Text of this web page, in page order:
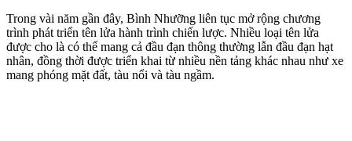
Trong vài năm gần đây, Bình Nhưỡng liên tục mở rộng chương
trình phát triển tên lửa hành trình chiến lược. Nhiều loại tên lửa
được cho là có thể mang cả đầu đạn thông thường lẫn đầu đạn hạt
nhân, đồng thời được triển khai từ nhiều nền tảng khác nhau như xe
mang phóng mặt đất, tàu nổi và tàu ngầm.